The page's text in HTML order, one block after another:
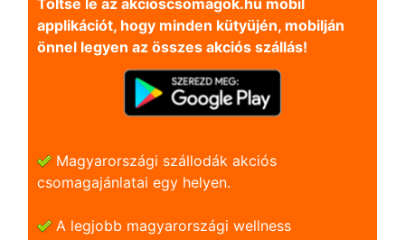
Töltse le az akcioscsomagok.hu mobil
applikációt, hogy minden kütyüjén, mobilján
önnel legyen az összes akciós szállás!
Magyarországi szállodák akciós
csomagajánlatai egy helyen.
A legjobb magyarországi wellness